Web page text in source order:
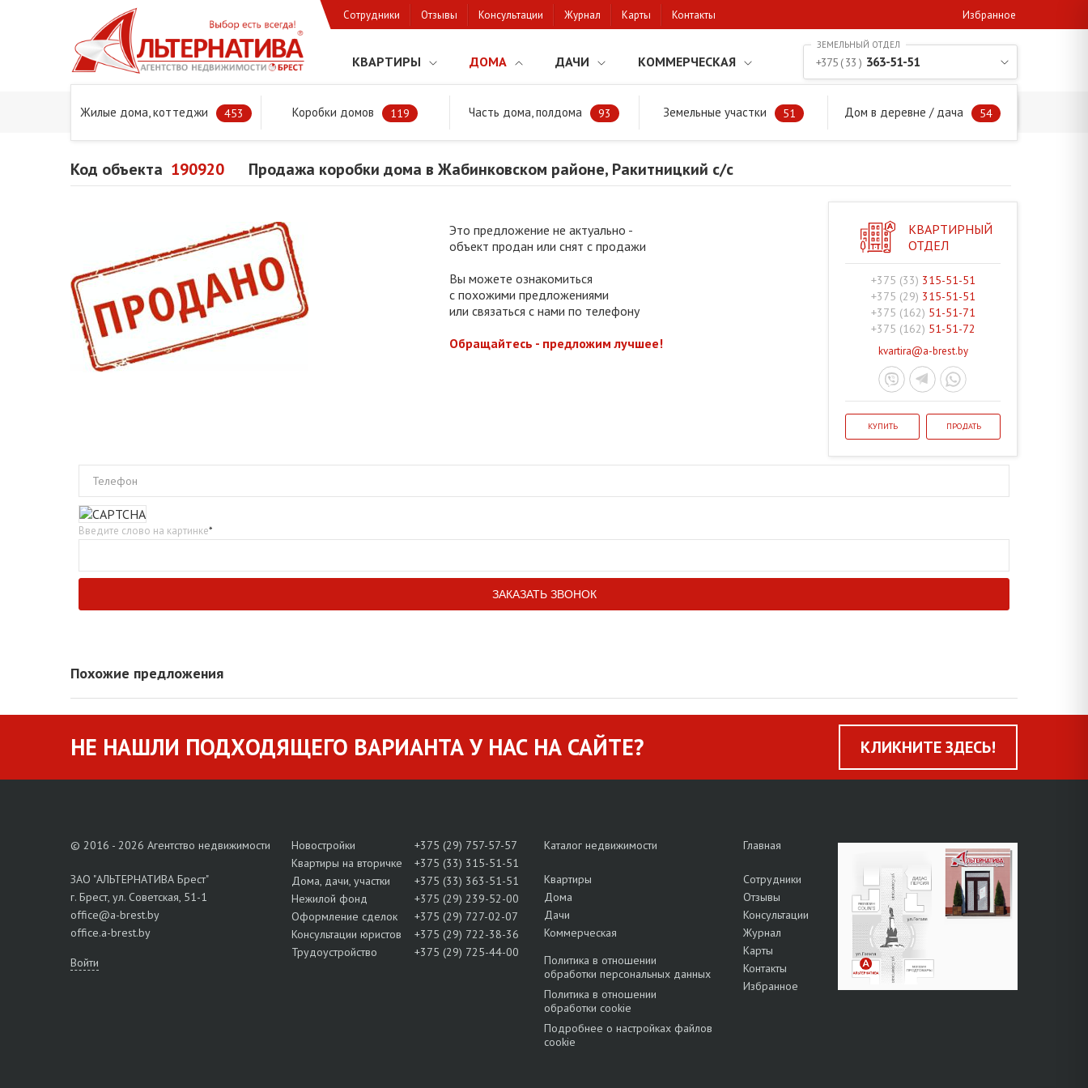
Сотрудники Отзывы Консультации Журнал Карты Контакты Избранное
КВАРТИРЫ ДОМА ДАЧИ КОММЕРЧЕСКАЯ
Жилые дома, коттеджи 453 Коробки домов 119 Часть дома, полдома 93 Земельные участки 51 Дом в деревне / дача 54
+375 ( 33 ) 363-51-51
Главная Предложения Дома в Бресте и Брестском районе Продажа коробки дома в Жабинковском районе, Ракитницкий с/с
Код объекта 190920 Продажа коробки дома в Жабинковском районе, Ракитницкий с/с
Это предложение не актуально -
объект продан или снят с продажи
Вы можете ознакомиться
с похожими предложениями
или связаться с нами по телефону
Обращайтесь - предложим лучшее!
КВАРТИРНЫЙ
ОТДЕЛ
+375 (33) 315-51-51
+375 (29) 315-51-51
+375 (162) 51-51-71
+375 (162) 51-51-72
kvartira@a-brest.by
КУПИТЬ ПРОДАТЬ
Телефон
Введите слово на картинке*
Похожие предложения
НЕ НАШЛИ ПОДХОДЯЩЕГО ВАРИАНТА У НАС НА САЙТЕ? КЛИКНИТЕ ЗДЕСЬ!
© 2016 - 2026 Агентство недвижимости
ЗАО "АЛЬТЕРНАТИВА Брест"
г. Брест, ул. Советская, 51-1
office@a-brest.by
office.a-brest.by
Войти
Новостройки
+375 (29) 757-57-57
Квартиры на вторичке
+375 (33) 315-51-51
Дома, дачи, участки
+375 (33) 363-51-51
Нежилой фонд
+375 (29) 239-52-00
Оформление сделок
+375 (29) 727-02-07
Консультации юристов
+375 (29) 722-38-36
Трудоустройство
+375 (29) 725-44-00
Каталог недвижимости
Квартиры
Дома
Дачи
Коммерческая
Политика в отношении
обработки персональных данных
Политика в отношении
обработки cookie
Подробнее о настройках файлов
cookie
Главная
Сотрудники
Отзывы
Консультации
Журнал
Карты
Контакты
Избранное